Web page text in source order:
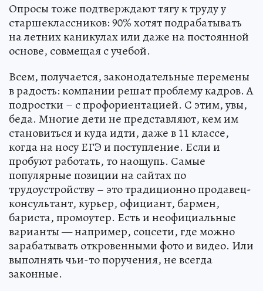
Опросы тоже подтверждают тягу к труду у
старшеклассников: 90% хотят подрабатывать
на летних каникулах или даже на постоянной
основе, совмещая с учебой.
Всем, получается, законодательные перемены
в радость: компании решат проблему кадров. А
подростки – с профориентацией. С этим, увы,
беда. Многие дети не представляют, кем им
становиться и куда идти, даже в 11 классе,
когда на носу ЕГЭ и поступление. Если и
пробуют работать, то наощупь. Самые
популярные позиции на сайтах по
трудоустройству – это традиционно продавец-
консультант, курьер, официант, бармен,
бариста, промоутер. Есть и неофициальные
варианты — например, соцсети, где можно
зарабатывать откровенными фото и видео. Или
выполнять чьи-то поручения, не всегда
законные.